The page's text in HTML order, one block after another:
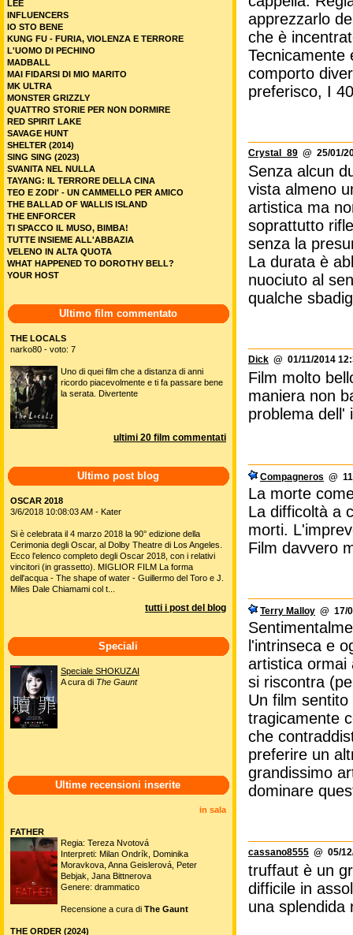
apprezzarlo
che è
Tecnicamente
comporto
preferisco, I
Crystal_89 @ 25/01/
Senza alcun
vista almeno
artistica ma
soprattutto
senza la
La durata è
nuociuto al
qualche
Dick @ 01/11/2014
Film molto
maniera non
problema dell'
Compagneros @
La morte
La difficoltà a
morti.
Film davvero
Terry Malloy @ 17/
l'intrinseca e
artistica ormai
si riscontra
Un film
tragicamente
che
preferire un
grandissimo
dominare
cassano8555 @ 05/
truffaut è un
difficile in
una splendida
LEE
INFLUENCERS
IO STO BENE
KUNG FU - FURIA, VIOLENZA E TERRORE
L'UOMO DI PECHINO
MADBALL
MAI FIDARSI DI MIO MARITO
MK ULTRA
MONSTER GRIZZLY
QUATTRO STORIE PER NON DORMIRE
RED SPIRIT LAKE
SAVAGE HUNT
SHELTER (2014)
SING SING (2023)
SVANITA NEL NULLA
TAYANG: IL TERRORE DELLA CINA
TEO E ZODI' - UN CAMMELLO PER AMICO
THE BALLAD OF WALLIS ISLAND
THE ENFORCER
TI SPACCO IL MUSO, BIMBA!
TUTTE INSIEME ALL'ABBAZIA
VELENO IN ALTA QUOTA
WHAT HAPPENED TO DOROTHY BELL?
YOUR HOST
Ultimo film commentato
THE LOCALS
narko80 - voto: 7
Uno di quei film che a distanza di anni
ricordo piacevolmente e ti fa passare bene
la serata. Divertente
ultimi 20 film commentati
Ultimo post blog
OSCAR 2018
3/6/2018 10:08:03 AM - Kater
Si è celebrata il 4 marzo 2018 la 90° edizione della
Cerimonia degli Oscar, al Dolby Theatre di Los Angeles.
Ecco l'elenco completo degli Oscar 2018, con i relativi
vincitori (in grassetto). MIGLIOR FILM La forma
dell'acqua - The shape of water - Guillermo del Toro e J.
Miles Dale Chiamami col t...
tutti i post del blog
Speciali
Speciale SHOKUZAI
A cura di The Gaunt
Ultime recensioni inserite
in sala
FATHER
Regia: Tereza Nvotová
Interpreti: Milan Ondrík, Dominika
Moravkova, Anna Geislerová, Peter
Bebjak, Jana Bittnerova
Genere: drammatico
Recensione a cura di The Gaunt
THE ORDER (2024)